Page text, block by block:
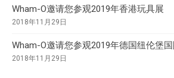
Wham-O邀请您参观2019年香港玩具展
2018年11月29日
Wham-O邀请您参观2019年德国纽伦堡
2018年11月29日